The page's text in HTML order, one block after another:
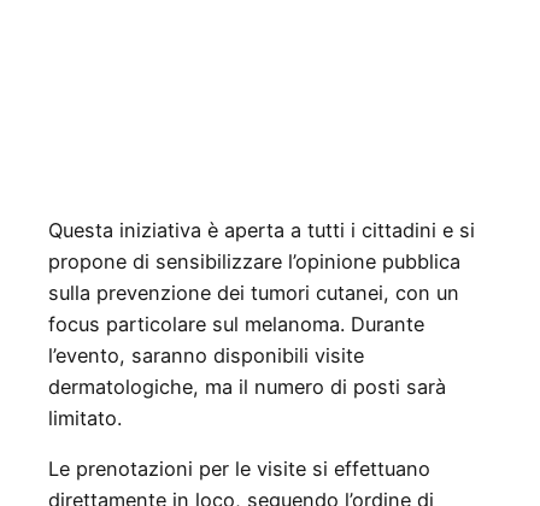
Questa iniziativa è aperta a tutti i cittadini e si
propone di sensibilizzare l’opinione pubblica
sulla prevenzione dei tumori cutanei, con un
focus particolare sul melanoma. Durante
l’evento, saranno disponibili visite
dermatologiche, ma il numero di posti sarà
limitato.
Le prenotazioni per le visite si effettuano
direttamente in loco, seguendo l’ordine di